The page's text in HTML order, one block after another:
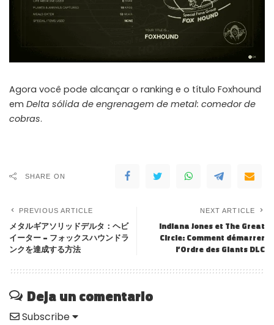
Agora você pode alcançar o ranking e o título Foxhound
em Delta sólida de engrenagem de metal: comedor de
cobras.
SHARE ON
PREVIOUS ARTICLE
メタルギアソリッドデルタ：ヘビ
イーター – フォックスハウンドラ
ンクを達成する方法
NEXT ARTICLE
Indiana Jones et The Great
Circle: Comment démarrer
l’Ordre des Giants DLC
Deja un comentario
Subscribe